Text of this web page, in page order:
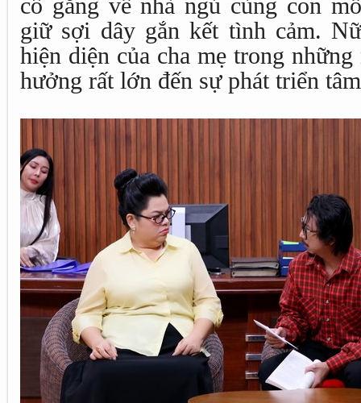
cố gắng về nhà ngủ cùng con
giữ sợi dây gắn kết tình cảm.
hiện diện của cha mẹ trong
hưởng rất lớn đến sự phát triển